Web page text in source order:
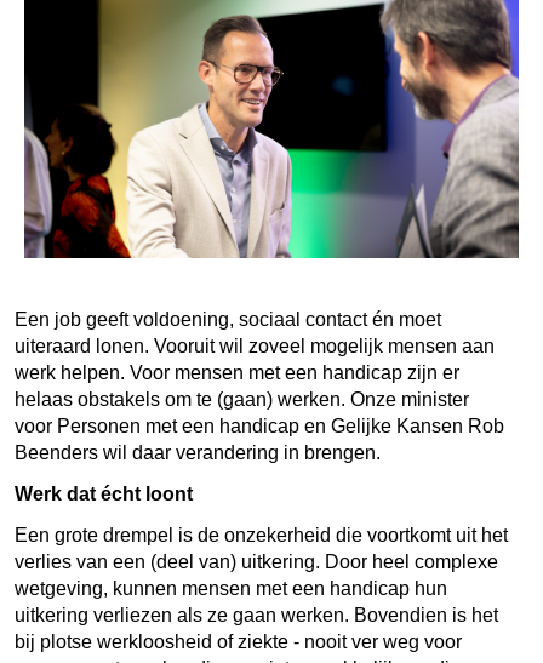
Een job geeft voldoening, sociaal contact én moet
uiteraard lonen. Vooruit wil zoveel mogelijk mensen aan
werk helpen. Voor mensen met een handicap zijn er
helaas obstakels om te (gaan) werken. Onze minister
voor Personen met een handicap en Gelijke Kansen Rob
Beenders wil daar verandering in brengen.
Werk dat écht loont
Een grote drempel is de onzekerheid die voortkomt uit het
verlies van een (deel van) uitkering. Door heel complexe
wetgeving, kunnen mensen met een handicap hun
uitkering verliezen als ze gaan werken. Bovendien is het
bij plotse werkloosheid of ziekte - nooit ver weg voor